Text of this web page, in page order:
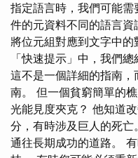
指定語言時，我們可能
件的元資料不同的語言
將位元組對應到文字中的
「快速提示」中，我們
這不是一個詳細的指南
南。 但一個貧窮簡單的
光能見度夾克？ 他知道
分，有時涉及巨人的死
通往長期成功的道路。